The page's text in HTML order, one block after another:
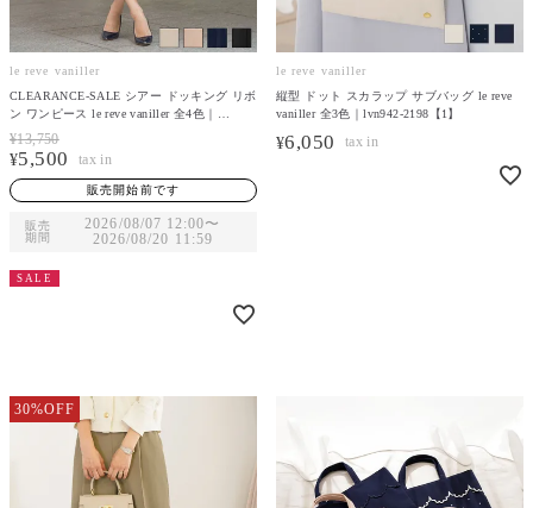
le reve vaniller
CLEARANCE-SALE シアー ドッキング リボ
ン ワンピース le reve vaniller 全4色｜
lvn321-2073【1】
¥13,750
¥5,500
販売開始前です
販売
期間
2026/08/07 12:00〜
2026/08/20 11:59
SALE
le reve vaniller
縦型 ドット スカラップ サブバッグ le reve
vaniller 全3色｜lvn942-2198【1】
¥6,050
30%OFF